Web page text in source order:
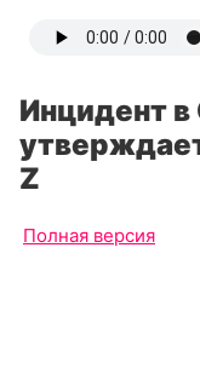
Инцидент
Z
Полная версия